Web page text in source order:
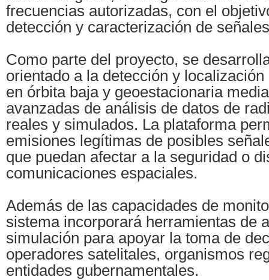
frecuencias autorizadas, con el
detección y caracterización de
Como parte del proyecto, se
orientado a la detección y
en órbita baja y geoestacionaria
avanzadas de análisis de datos de
reales y simulados. La plataforma
emisiones legítimas de posibles
que puedan afectar a la seguridad o
comunicaciones espaciales.
Además de las capacidades de
sistema incorporará herramientas de
simulación para apoyar la toma de
operadores satelitales, organismos
entidades gubernamentales.